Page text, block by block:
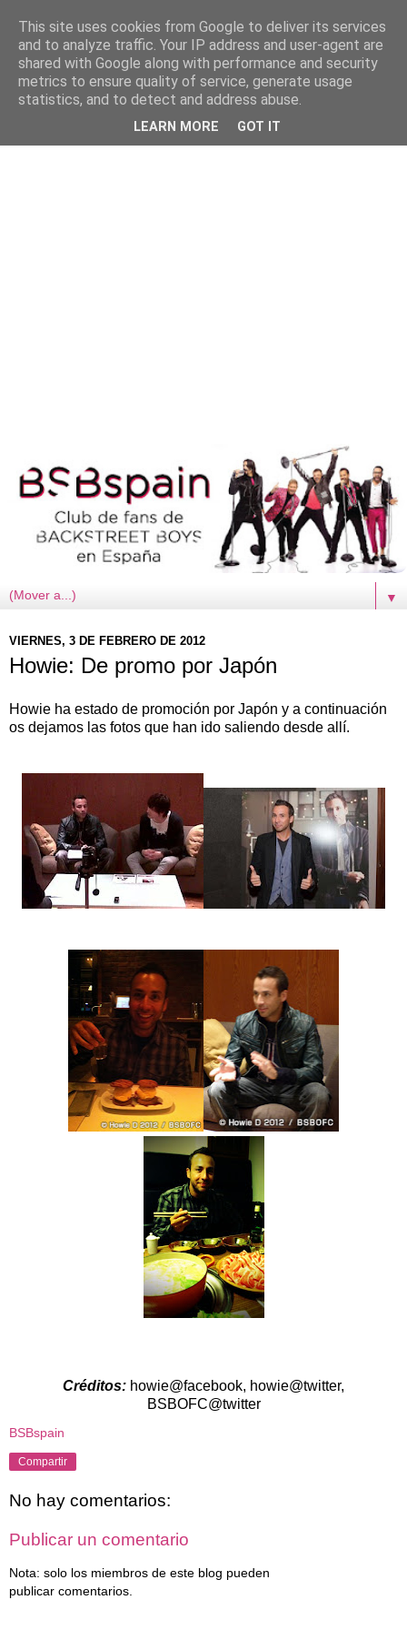
▼
VIERNES, 3 DE FEBRERO DE 2012
Howie: De promo por Japón
Howie ha estado de promoción por Japón y a continuación
os dejamos las fotos que han ido saliendo desde allí.
Créditos: howie@facebook, howie@twitter,
BSBOFC@twitter
BSBspain
Compartir
No hay comentarios:
Publicar un comentario
Nota: solo los miembros de este blog pueden
publicar comentarios.
This site uses cookies from Google to deliver its services
and to analyze traffic. Your IP address and user-agent are
shared with Google along with performance and security
metrics to ensure quality of service, generate usage
statistics, and to detect and address abuse.
LEARN MORE GOT IT